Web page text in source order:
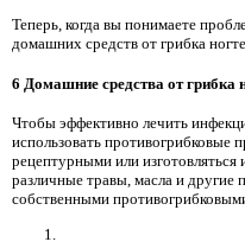
Теперь, когда вы понимаете
домашних средств от грибка
6 Домашние средства от грибка
Чтобы эффективно лечить
использовать
рецептурными или
различные травы, масла и
собственными